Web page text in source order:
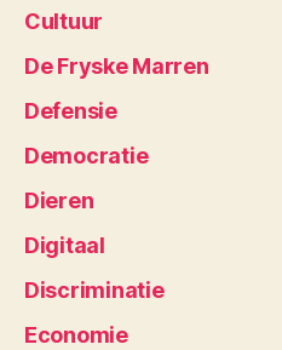
Cultuur
De Fryske Marren
Defensie
Democratie
Dieren
Digitaal
Discriminatie
Economie